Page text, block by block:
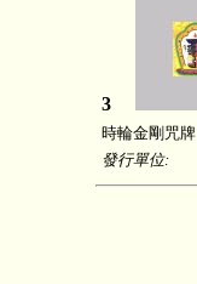
3
時輪金剛咒牌
發行單位: